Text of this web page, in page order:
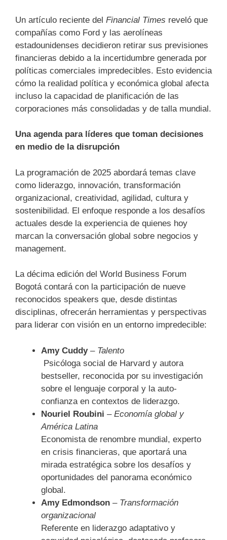
Un artículo reciente del Financial Times reveló que
compañías como Ford y las aerolíneas
estadounidenses decidieron retirar sus previsiones
financieras debido a la incertidumbre generada por
políticas comerciales impredecibles. Esto evidencia
cómo la realidad política y económica global afecta
incluso la capacidad de planificación de las
corporaciones más consolidadas y de talla mundial.
Una agenda para líderes que toman decisiones
en medio de la disrupción
La programación de 2025 abordará temas clave
como liderazgo, innovación, transformación
organizacional, creatividad, agilidad, cultura y
sostenibilidad. El enfoque responde a los desafíos
actuales desde la experiencia de quienes hoy
marcan la conversación global sobre negocios y
management.
La décima edición del World Business Forum
Bogotá contará con la participación de nueve
reconocidos speakers que, desde distintas
disciplinas, ofrecerán herramientas y perspectivas
para liderar con visión en un entorno impredecible:
Amy Cuddy– Talento
Psicóloga social de Harvard y autora
bestseller, reconocida por su investigación
sobre el lenguaje corporal y la auto-
confianza en contextos de liderazgo.
Nouriel Roubini – Economía global y
América Latina
Economista de renombre mundial, experto
en crisis financieras, que aportará una
mirada estratégica sobre los desafíos y
oportunidades del panorama económico
global.
Amy Edmondson – Transformación
organizacional
Referente en liderazgo adaptativo y